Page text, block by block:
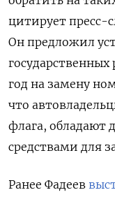
цитирует пресс-
Он предложил
год на замену
что
флага,
средствами для
Ранее Фадеев